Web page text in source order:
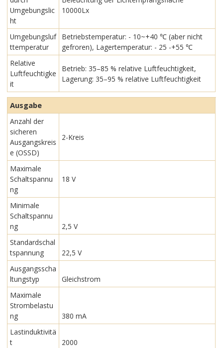
Umgebungslic
ht
10000Lx
Umgebungsluf
ttemperatur
Betriebstemperatur: - 10~+40 ℃ (aber nicht
gefroren), Lagertemperatur: - 25 -+55 ℃
Relative
Luftfeuchtigke
it
Betrieb: 35–85 % relative Luftfeuchtigkeit,
Lagerung: 35–95 % relative Luftfeuchtigkeit
Ausgabe
Anzahl der
sicheren
Ausgangskreis
e (OSSD)
2-Kreis
Maximale
Schaltspannu
ng
18 V
Minimale
Schaltspannu
ng
2,5 V
Standardschal
tspannung
22,5 V
Ausgangsscha
ltungstyp
Gleichstrom
Maximale
Strombelastu
ng
380 mA
Lastinduktivitä
t
2000